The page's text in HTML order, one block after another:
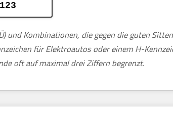
und Kombinationen, die gegen die guten
für Elektroautos oder einem H-
oft auf maximal drei Ziffern begrenzt.